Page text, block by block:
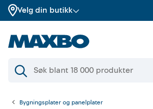
Velg din butikk
Bygningsplater og panelplater